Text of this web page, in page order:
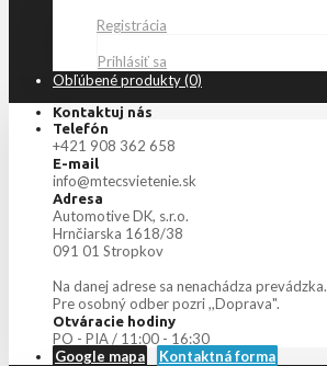
Registrácia
Prihlásiť sa
Obľúbené produkty (0)
Kontaktuj nás
Telefón
+421 908 362 658
E-mail
info@mtecsvietenie.sk
Adresa
Automotive DK, s.r.o.
Hrnčiarska 1618/38
091 01 Stropkov
Na danej adrese sa nenachádza prevádzka.
Pre osobný odber pozri ,,Doprava".
Otváracie hodiny
PO - PIA / 11:00 - 16:30
Google mapa
Kontaktná forma